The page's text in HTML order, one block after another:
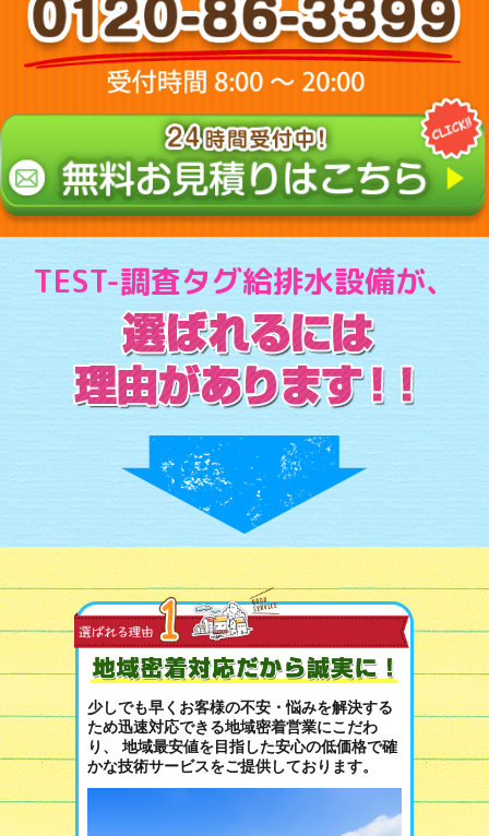
TEST-調査タグ給排水設備が、
少しでも早くお客様の不安・悩みを解決する
ため迅速対応できる地域密着営業にこだわ
り、 地域最安値を目指した安心の低価格で確
かな技術サービスをご提供しております。